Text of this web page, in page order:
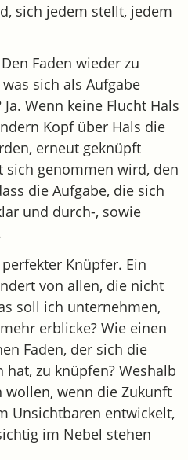
sich jedem stellt, jedem
Faden wieder zu
sich als Aufgabe
Wenn keine Flucht Hals
Kopf über Hals die
erneut geknüpft
sich genommen wird, den
die Aufgabe, die sich
und durch-, sowie
Knüpfer. Ein
von allen, die nicht
soll ich unternehmen,
erblicke? Wie einen
Faden, der sich die
hat, zu knüpfen? Weshalb
wenn die Zukunft
Unsichtbaren entwickelt,
im Nebel stehen